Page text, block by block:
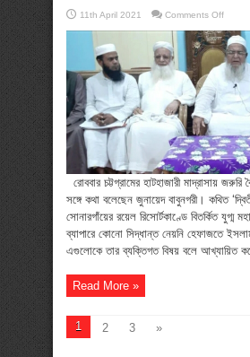
11th April 2021 Comments Offon
মক্তব
ও
হিফজ
খোলার
অনুমতি
প্রদানের
জন্য
দাবি
জানান
বাবুনগরী
রোববার চট্টগ্রামের হাটহাজারী মাদ্রাসায় জরুরি
সঙ্গে কথা বলেছেন জুনায়েদ বাবুনগরী। কথিত
সোনারগাঁয়ের রয়েল রিসোর্টকাণ্ডে বিতর্কিত যুগ্ম
ব্যাপারে কোনো সিদ্ধান্ত নেয়নি হেফাজতে
এগুলোকে তার ব্যক্তিগত বিষয় বলে আখ্যায়িত
Read More »
1 2 3 »